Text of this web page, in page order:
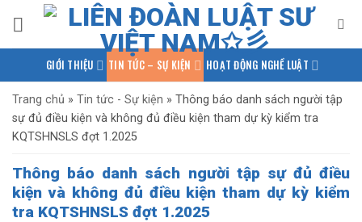
qua
nội
GIỚI THIỆU TIN TỨC – SỰ KIỆN HOẠT ĐỘNG NGHỀ LUẬT
PHÁP LUẬT QUỐC TẾ NGHIÊN CỨU – TRAO ĐỔI
KIẾN THỨC PHÁP LUẬT
Trang chủ » Tin tức - Sự kiện » Thông báo danh sách người tập
sự đủ điều kiện và không đủ điều kiện tham dự kỳ kiểm tra
KQTSHNSLS đợt 1.2025
Thông báo danh sách người tập sự đủ điều
kiện và không đủ điều kiện tham dự kỳ kiểm
tra KQTSHNSLS đợt 1.2025